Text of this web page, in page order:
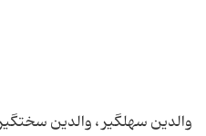
والدین سهلگیر ، والدین